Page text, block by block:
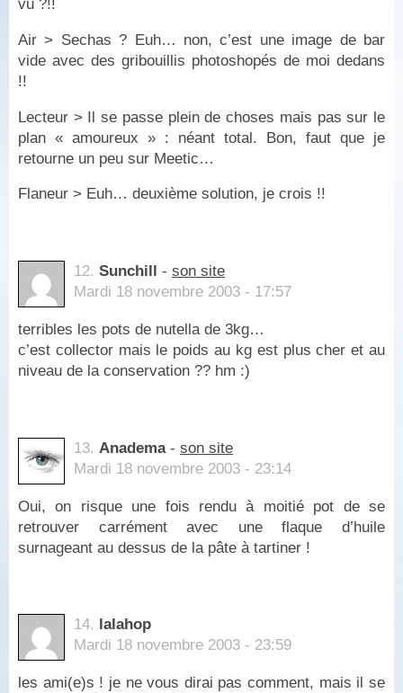
vu ?!!
Air > Sechas ? Euh… non, c’est une image de bar
vide avec des gribouillis photoshopés de moi dedans
!!
Lecteur > Il se passe plein de choses mais pas sur le
plan « amoureux » : néant total. Bon, faut que je
retourne un peu sur Meetic…
Flaneur > Euh… deuxième solution, je crois !!
12. Sunchill - son site
Mardi 18 novembre 2003 - 17:57
terribles les pots de nutella de 3kg…
c’est collector mais le poids au kg est plus cher et au
niveau de la conservation ?? hm :)
13. Anadema- son site
Mardi 18 novembre 2003 - 23:14
Oui, on risque une fois rendu à moitié pot de se
retrouver carrément avec une flaque d’huile
surnageant au dessus de la pâte à tartiner !
14.
lalahop
Mardi 18 novembre 2003 - 23:59
les ami(e)s ! je ne vous dirai pas comment, mais il se